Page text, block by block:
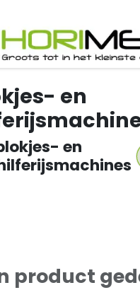
inhoud
en
en
product